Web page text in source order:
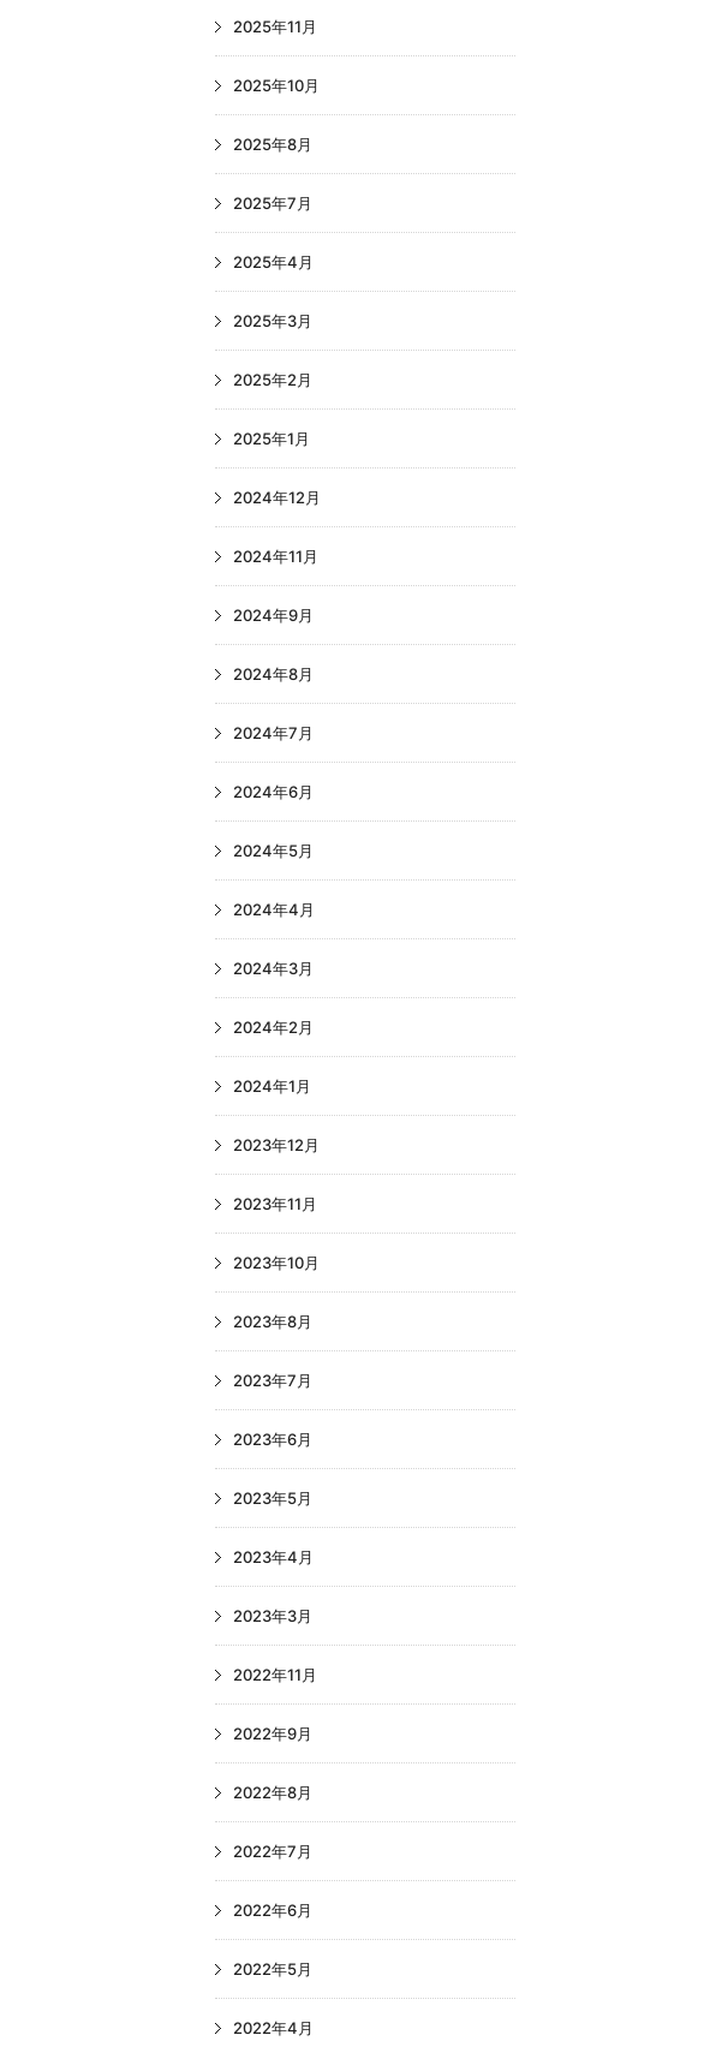
2025年11月
2025年10月
2025年8月
2025年7月
2025年4月
2025年3月
2025年2月
2025年1月
2024年12月
2024年11月
2024年9月
2024年8月
2024年7月
2024年6月
2024年5月
2024年4月
2024年3月
2024年2月
2024年1月
2023年12月
2023年11月
2023年10月
2023年8月
2023年7月
2023年6月
2023年5月
2023年4月
2023年3月
2022年11月
2022年9月
2022年8月
2022年7月
2022年6月
2022年5月
2022年4月